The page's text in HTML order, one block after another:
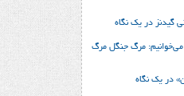
گیدنز در یک نگاه
مرگ جنگل مرگ
در یک نگاه